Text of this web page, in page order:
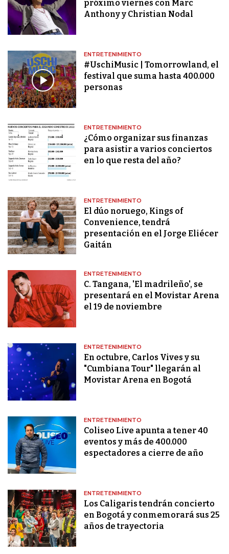
próximo viernes con Marc
Anthony y Christian Nodal
ENTRETENIMIENTO
#UschiMusic | Tomorrowland, el
festival que suma hasta 400.000
personas
ENTRETENIMIENTO
¿Cómo organizar sus finanzas
para asistir a varios conciertos
en lo que resta del año?
ENTRETENIMIENTO
El dúo noruego, Kings of
Convenience, tendrá
presentación en el Jorge Eliécer
Gaitán
ENTRETENIMIENTO
C. Tangana, 'El madrileño', se
presentará en el Movistar Arena
el 19 de noviembre
ENTRETENIMIENTO
En octubre, Carlos Vives y su
"Cumbiana Tour" llegarán al
Movistar Arena en Bogotá
ENTRETENIMIENTO
Coliseo Live apunta a tener 40
eventos y más de 400.000
espectadores a cierre de año
ENTRETENIMIENTO
Los Caligaris tendrán concierto
en Bogotá y conmemorará sus 25
años de trayectoria